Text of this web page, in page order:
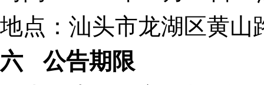
地点：汕头市龙湖区黄山
六
公告期限